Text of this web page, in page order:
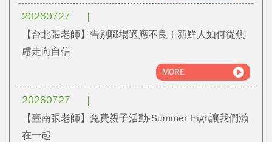
20260727
【台北張老師】告別職場適應不良！新鮮人如何從焦
慮走向自信
MORE
20260727
【臺南張老師】免費親子活動-Summer High讓我們瀨
在一起